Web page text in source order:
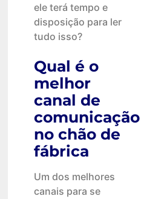
ele terá tempo e
disposição para ler
tudo isso?
Qual é o
melhor
canal de
comunicação
no chão de
fábrica
Um dos melhores
canais para se